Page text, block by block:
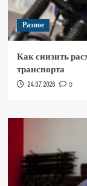
Разное
Как снизить
транспорта
24.07.2026 0